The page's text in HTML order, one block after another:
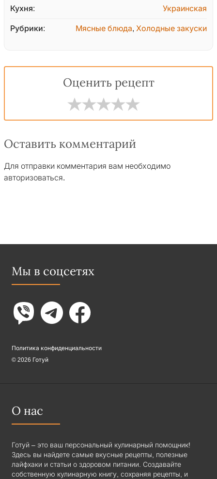
Кухня: Украинская
Рубрики: Мясные блюда, Холодные закуски
Оценить рецепт
Оставить комментарий
Для отправки комментария вам необходимо
авторизоваться.
Мы в соцсетях
Политика конфиденциальности
© 2026 Готуй
О нас
Готуй – это ваш персональный кулинарный помощник!
Здесь вы найдете самые вкусные рецепты, полезные
лайфхаки и статьи о здоровом питании. Создавайте
собственную кулинарную книгу, сохраняя рецепты, и